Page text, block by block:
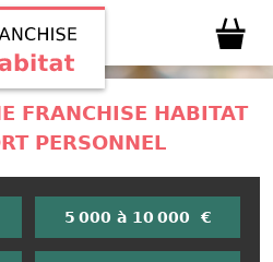
FRANCHISE HABITAT
PERSONNEL
5 000 à 10 000 €